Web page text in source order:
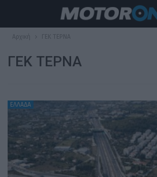
Αρχική ΓΕΚ ΤΕΡΝΑ
ΓΕΚ ΤΕΡΝΑ
ΕΛΛΑΔΑ